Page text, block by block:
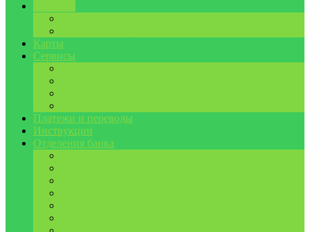
Карты
Сервисы
Платежи и переводы
Инструкции
Отделения банка